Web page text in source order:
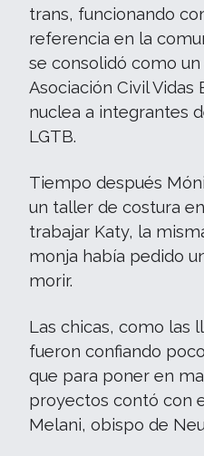
trans, funcionando
referencia en la
se consolidó como
Asociación Civil Vidas
nuclea a integrantes
LGTB.
Tiempo después
un taller de costura
trabajar Katy, la
monja había pedido
morir.
Las chicas, como las
fueron confiando
que para poner en
proyectos contó con
Melani, obispo de